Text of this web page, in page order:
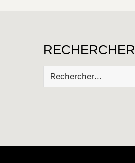
RECHERCHER
Rechercher :